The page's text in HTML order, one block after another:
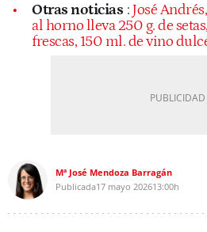
Otras noticias : José
al horno lleva 250 g. de
frescas, 150 ml. de vino
Mª José Mendoza Barragán
Publicada17 mayo 202613:00h